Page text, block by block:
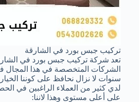
تركيب جبس بورد في الشارقة
تعد شركة تركيب جبس بورد في
سنوات لا نزال نحافظ على كوننا
لدي كثير من العملاء الراغبين في
على أعلى مستوى وهذا لاننا: